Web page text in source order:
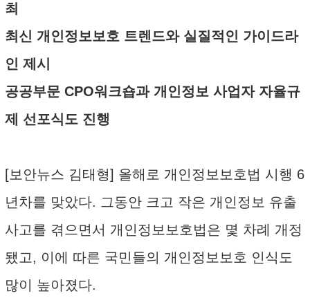
최
최신 개인정보보호 트렌드와 실질적인 가이드라
인 제시
공공부문 CPO워크숍과 개인정보 사업자 자율규
제 선포식도 진행
[보안뉴스 김태형] 올해로 개인정보보호법 시행 6
년차를 맞았다. 그동안 크고 작은 개인정보 유출
사고를 겪으면서 개인정보보호법은 몇 차례 개정
됐고, 이에 따른 국민들의 개인정보보호 인식도
많이 높아졌다.